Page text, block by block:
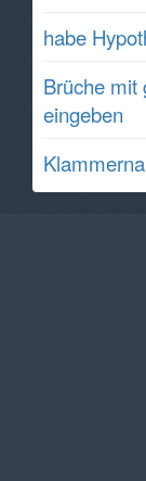
habe
Brüche mit
eingeben